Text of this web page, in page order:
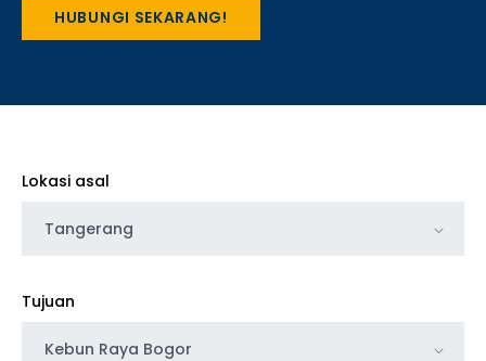
HUBUNGI SEKARANG!
Lokasi asal
Tangerang
Tujuan
Kebun Raya Bogor